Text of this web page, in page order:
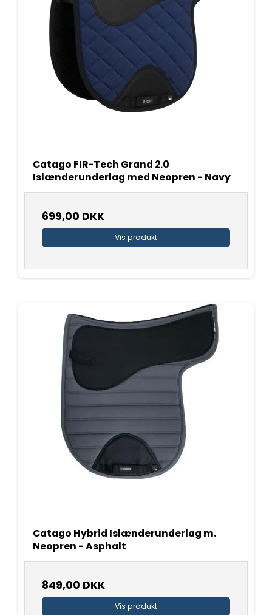
Catago FIR-Tech Grand 2.0
Islænderunderlag med Neopren - Navy
699,00 DKK
Vis produkt
Catago Hybrid Islænderunderlag m.
Neopren - Asphalt
849,00 DKK
Vis produkt